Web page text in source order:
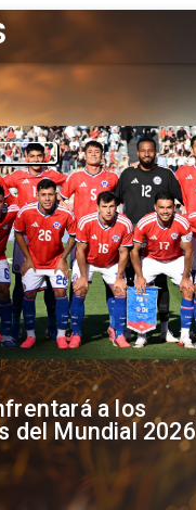
a los
del Mundial 2026